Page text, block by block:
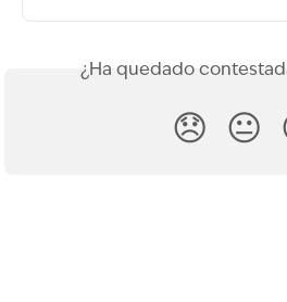
¿Ha quedado
😞 😐